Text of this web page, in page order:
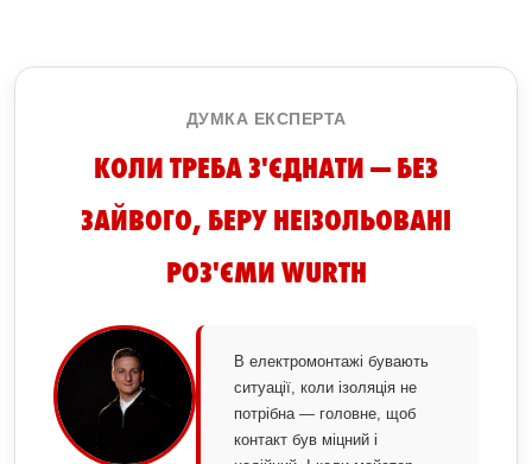
ДУМКА ЕКСПЕРТА
КОЛИ ТРЕБА З'ЄДНАТИ — БЕЗ
ЗАЙВОГО, БЕРУ НЕІЗОЛЬОВАНІ
РОЗ'ЄМИ WURTH
В електромонтажі бувають
ситуації, коли ізоляція не
потрібна — головне, щоб
контакт був міцний і